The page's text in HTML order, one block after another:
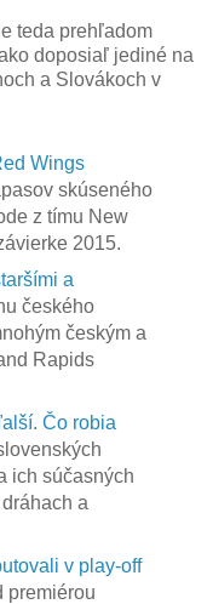
teda prehľadom
doposiaľ jediné na
a Slovákoch v
Wings
skúseného
z tímu New
2015.
a
českého
českým a
Rapids
Čo robia
ich súčasných
a
v play-off
premiérou